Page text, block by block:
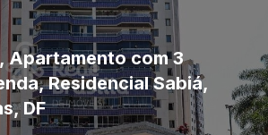
Apartamento com 3
Residencial Sabiá,
DF